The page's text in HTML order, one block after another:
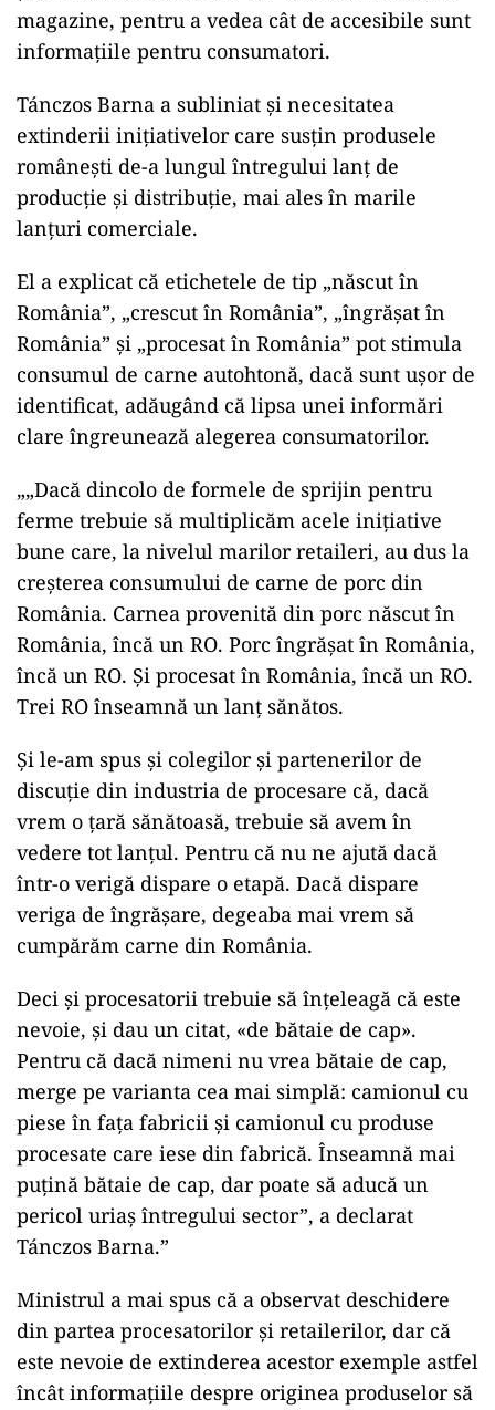
magazine, pentru a vedea cât de accesibile sunt
informațiile pentru consumatori.
Tánczos Barna a subliniat și necesitatea
extinderii inițiativelor care susțin produsele
românești de-a lungul întregului lanț de
producție și distribuție, mai ales în marile
lanțuri comerciale.
El a explicat că etichetele de tip „născut în
România”, „crescut în România”, „îngrășat în
România” și „procesat în România” pot stimula
consumul de carne autohtonă, dacă sunt ușor de
identificat, adăugând că lipsa unei informări
clare îngreunează alegerea consumatorilor.
„„Dacă dincolo de formele de sprijin pentru
ferme trebuie să multiplicăm acele inițiative
bune care, la nivelul marilor retaileri, au dus la
creșterea consumului de carne de porc din
România. Carnea provenită din porc născut în
România, încă un RO. Porc îngrășat în România,
încă un RO. Și procesat în România, încă un RO.
Trei RO înseamnă un lanț sănătos.
Și le-am spus și colegilor și partenerilor de
discuție din industria de procesare că, dacă
vrem o țară sănătoasă, trebuie să avem în
vedere tot lanțul. Pentru că nu ne ajută dacă
într-o verigă dispare o etapă. Dacă dispare
veriga de îngrășare, degeaba mai vrem să
cumpărăm carne din România.
Deci și procesatorii trebuie să înțeleagă că este
nevoie, și dau un citat, «de bătaie de cap».
Pentru că dacă nimeni nu vrea bătaie de cap,
merge pe varianta cea mai simplă: camionul cu
piese în fața fabricii și camionul cu produse
procesate care iese din fabrică. Înseamnă mai
puțină bătaie de cap, dar poate să aducă un
pericol uriaș întregului sector”, a declarat
Tánczos Barna.”
Ministrul a mai spus că a observat deschidere
din partea procesatorilor și retailerilor, dar că
este nevoie de extinderea acestor exemple astfel
încât informațiile despre originea produselor să